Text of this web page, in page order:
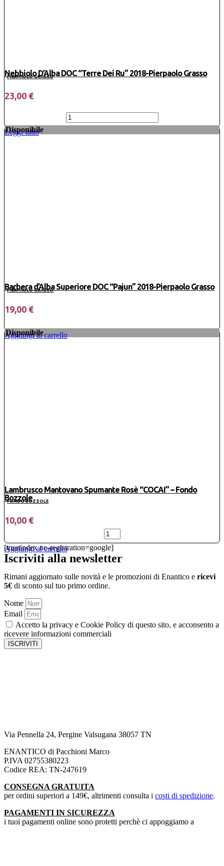
Nebbiolo D’Alba DOC “Terre Dei Ru” 2018-Pierpaolo Grasso
PIERPAOLO GRASSO
23,00 €
Nebbiolo
D’Alba
DOC
Leggi tutto
Disponibile
Barbera d’Alba Superiore DOC “Pajun” 2018-Pierpaolo Grasso
PIERPAOLO GRASSO
19,00 €
Aggiungi al carrello
Disponibile
Lambrusco Mantovano Spumante Rosè “COCAI” – Fondo
Bozzole
FONDO BOZZOLE
10,00 €
Lambrusco
Mantovano
Spumante
Rosè
-
Fondo
Aggiungi al carrello
[trustindex no-registration=google]
Iscriviti alla newsletter
Rimani aggiornato sulle novità e le promozioni di Enantico e ricevi
5€ di sconto sul tuo primo ordine.
Nome
Email
Accetto la privacy e Cookie Policy di questo sito, e acconsento a
ricevere informazioni commerciali
ISCRIVITI
Via Pennella 24, Pergine Valsugana 38057 TN
ENANTICO di Pacchioni Marco
P.IVA 02755380223
Codice REA: TN-247619
CONSEGNA GRATUITA
per ordini superiori a 149€, altrimenti consulta i costi di spedizione.
PAGAMENTI IN SICUREZZA
i tuoi pagamenti online sono protetti perchè ci appoggiamo a